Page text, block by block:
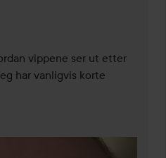
2 måneder
vippene ser ut etter
har vanligvis korte